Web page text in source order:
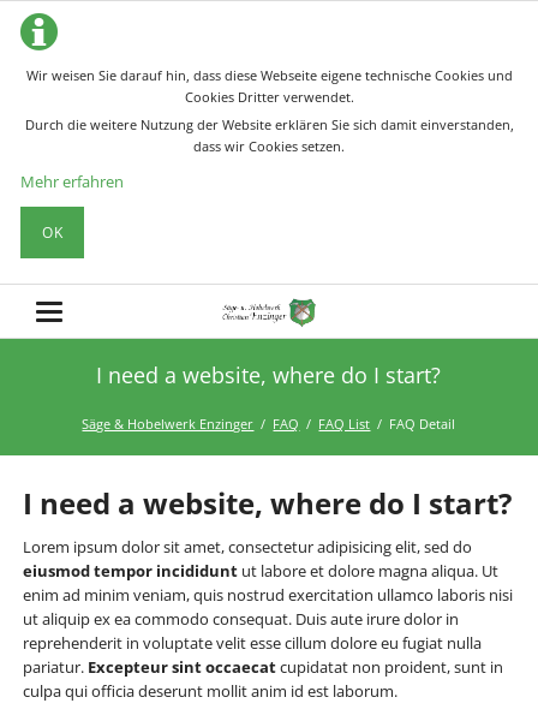
Wir weisen Sie darauf hin, dass diese Webseite eigene technische Cookies und
Cookies Dritter verwendet.
Durch die weitere Nutzung der Website erklären Sie sich damit einverstanden,
dass wir Cookies setzen.
Mehr erfahren
OK
I need a website, where do I start?
Säge & Hobelwerk Enzinger FAQ FAQ List FAQ Detail
I need a website, where do I start?
Lorem ipsum dolor sit amet, consectetur adipisicing elit, sed do
eiusmod tempor incididuntut labore et dolore magna aliqua. Ut
enim ad minim veniam, quis nostrud exercitation ullamco laboris nisi
ut aliquip ex ea commodo consequat. Duis aute irure dolor in
reprehenderit in voluptate velit esse cillum dolore eu fugiat nulla
pariatur. Excepteur sint occaecatcupidatat non proident, sunt in
culpa qui officia deserunt mollit anim id est laborum.